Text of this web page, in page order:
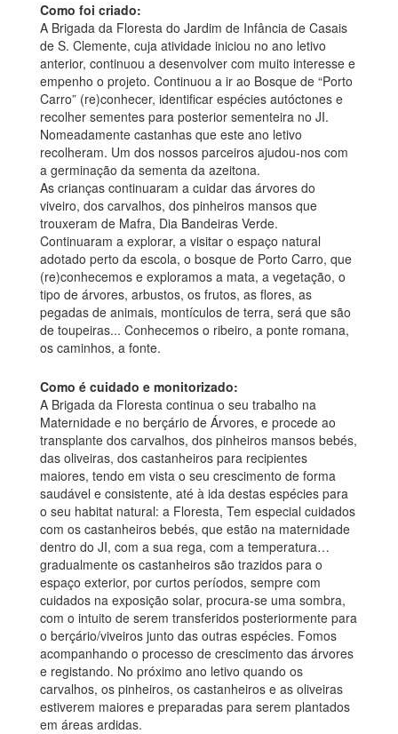
Como foi criado:
A Brigada da Floresta do Jardim de Infância de Casais
de S. Clemente, cuja atividade iniciou no ano letivo
anterior, continuou a desenvolver com muito interesse e
empenho o projeto. Continuou a ir ao Bosque de “Porto
Carro” (re)conhecer, identificar espécies autóctones e
recolher sementes para posterior sementeira no JI.
Nomeadamente castanhas que este ano letivo
recolheram. Um dos nossos parceiros ajudou-nos com
a germinação da sementa da azeitona.
As crianças continuaram a cuidar das árvores do
viveiro, dos carvalhos, dos pinheiros mansos que
trouxeram de Mafra, Dia Bandeiras Verde.
Continuaram a explorar, a visitar o espaço natural
adotado perto da escola, o bosque de Porto Carro, que
(re)conhecemos e exploramos a mata, a vegetação, o
tipo de árvores, arbustos, os frutos, as flores, as
pegadas de animais, montículos de terra, será que são
de toupeiras... Conhecemos o ribeiro, a ponte romana,
os caminhos, a fonte.
Como é cuidado e monitorizado:
A Brigada da Floresta continua o seu trabalho na
Maternidade e no berçário de Árvores, e procede ao
transplante dos carvalhos, dos pinheiros mansos bebés,
das oliveiras, dos castanheiros para recipientes
maiores, tendo em vista o seu crescimento de forma
saudável e consistente, até à ida destas espécies para
o seu habitat natural: a Floresta, Tem especial cuidados
com os castanheiros bebés, que estão na maternidade
dentro do JI, com a sua rega, com a temperatura…
gradualmente os castanheiros são trazidos para o
espaço exterior, por curtos períodos, sempre com
cuidados na exposição solar, procura-se uma sombra,
com o intuito de serem transferidos posteriormente para
o berçário/viveiros junto das outras espécies. Fomos
acompanhando o processo de crescimento das árvores
e registando. No próximo ano letivo quando os
carvalhos, os pinheiros, os castanheiros e as oliveiras
estiverem maiores e preparadas para serem plantados
em áreas ardidas.